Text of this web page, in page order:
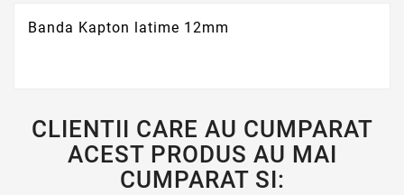
Banda Kapton latime 12mm
CLIENTII CARE AU CUMPARAT
ACEST PRODUS AU MAI
CUMPARAT SI: